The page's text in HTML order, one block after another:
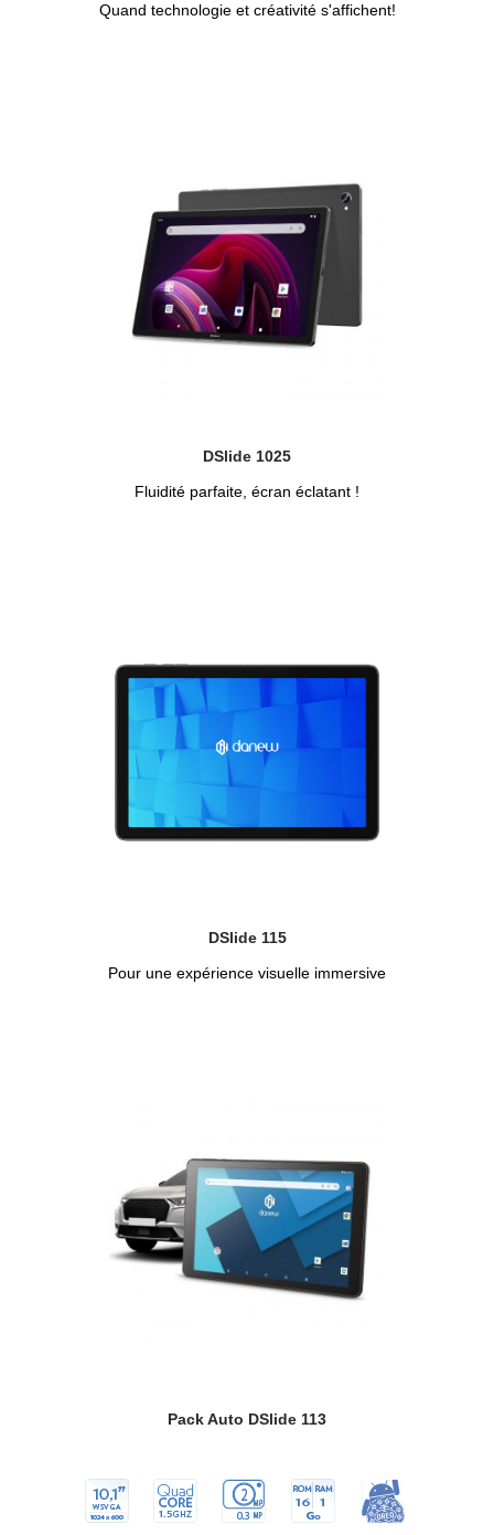
Quand technologie et créativité s'affichent!
DSlide 1025
Fluidité parfaite, écran éclatant !
DSlide 115
Pour une expérience visuelle immersive
Pack Auto DSlide 113